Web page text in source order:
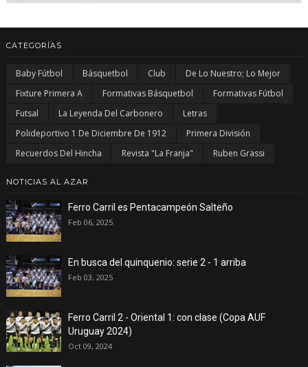
CATEGORÍAS
Baby Fútbol Básquetbol Club
De Lo Nuestro; Lo Mejor
Fixture Primera A
Formativas Básquetbol
Formativas Fútbol
Futsal
La Leyenda Del Carbonero
Letras
Polideportivo 1 De Diciembre De 1912
Primera División
Recuerdos Del Hincha
Revista "La Franja" Ruben Grassi
NOTICIAS AL AZAR
Ferro Carril es Pentacampeón Salteño
Feb 06, 2025
En busca del quinquenio: serie 2 - 1 arriba
Feb 03, 2025
Ferro Carril 2 - Oriental 1: con clase (Copa AUF
Uruguay 2024)
Oct 09, 2024